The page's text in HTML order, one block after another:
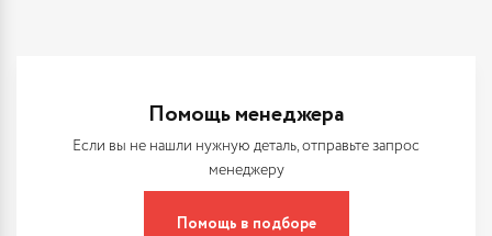
Помощь менеджера
Если вы не нашли нужную деталь, отправьте запрос
менеджеру
Помощь в подборе